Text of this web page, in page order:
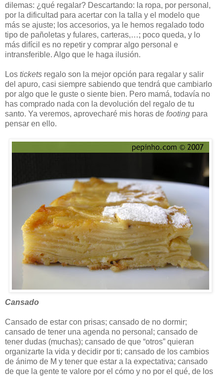
dilemas: ¿qué regalar? Descartando: la ropa, por personal,
por la dificultad para acertar con la talla y el modelo que
más se ajuste; los accesorios, ya le hemos regalado todo
tipo de pañoletas y fulares, carteras,…; poco queda, y lo
más difícil es no repetir y comprar algo personal e
intransferible. Algo que le haga ilusión.
Los tickets regalo son la mejor opción para regalar y salir
del apuro, casi siempre sabiendo que tendrá que cambiarlo
por algo que le guste o siente bien. Pero mamá, todavía no
has comprado nada con la devolución del regalo de tu
santo. Ya veremos, aprovecharé mis horas de footing para
pensar en ello.
Cansado
Cansado de estar con prisas; cansado de no dormir;
cansado de tener una agenda no personal; cansado de
tener dudas (muchas); cansado de que “otros” quieran
organizarte la vida y decidir por ti; cansado de los cambios
de ánimo de M y tener que estar a la expectativa; cansado
de que la gente te valore por el cómo y no por el qué, de los